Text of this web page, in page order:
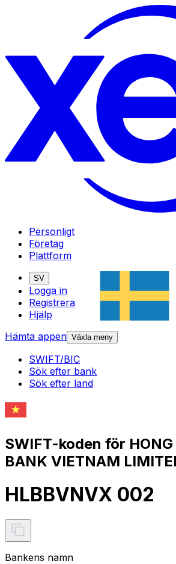
Personligt
Företag
Plattform
SV
Logga in
Registrera
Hjälp
Hämta appen Växla meny
SWIFT/BIC
Sök efter bank
Sök efter land
SWIFT-koden för HONG
BANK VIETNAM
HLBBVNVX 002
Bankens namn